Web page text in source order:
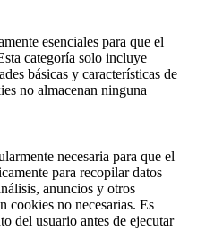
esenciales para que el
categoría solo incluye
básicas y características de
no almacenan ninguna
necesaria para que el
para recopilar datos
anuncios y otros
cookies no necesarias. Es
del usuario antes de ejecutar